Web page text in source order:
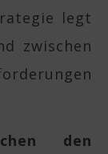
legt
zwischen
den